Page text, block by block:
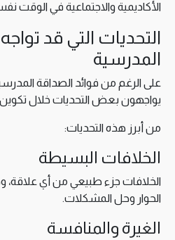
الأكاديمية والاجتماعية في الوقت
التحديات التي قد
المدرسية
على الرغم من فوائد الصداقة
يواجهون بعض التحديات خلال تكوين
من أبرز هذه التحديات:
الخلافات البسيطة
الخلافات جزء طبيعي من أي
الحوار وحل المشكلات.
الغيرة والمنافسة